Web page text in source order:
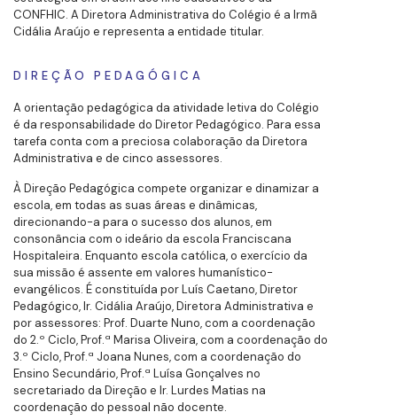
CONFHIC. A Diretora Administrativa do Colégio é a Irmã
Cidália Araújo e representa a entidade titular.
DIREÇÃO PEDAGÓGICA
A orientação pedagógica da atividade letiva do Colégio
é da responsabilidade do Diretor Pedagógico. Para essa
tarefa conta com a preciosa colaboração da Diretora
Administrativa e de cinco assessores.
À Direção Pedagógica compete organizar e dinamizar a
escola, em todas as suas áreas e dinâmicas,
direcionando-a para o sucesso dos alunos, em
consonância com o ideário da escola Franciscana
Hospitaleira. Enquanto escola católica, o exercício da
sua missão é assente em valores humanístico-
evangélicos. É constituída por Luís Caetano, Diretor
Pedagógico, Ir. Cidália Araújo, Diretora Administrativa e
por assessores: Prof. Duarte Nuno, com a coordenação
do 2.º Ciclo, Prof.ª Marisa Oliveira, com a coordenação do
3.º Ciclo, Prof.ª Joana Nunes, com a coordenação do
Ensino Secundário, Prof.ª Luísa Gonçalves no
secretariado da Direção e Ir. Lurdes Matias na
coordenação do pessoal não docente.